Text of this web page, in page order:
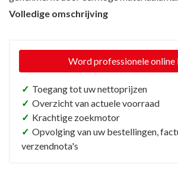
spanen en geeft goede oppervlakken.
materialen. Zij bieden een goed
kunnen op vele materialen gebruikt
Volledige omschrijving
Word professionele online
✓ Toegang tot uw nettoprijzen
✓ Overzicht van actuele voorraad
✓ Krachtige zoekmotor
✓ Opvolging van uw bestellingen,
verzendnota's